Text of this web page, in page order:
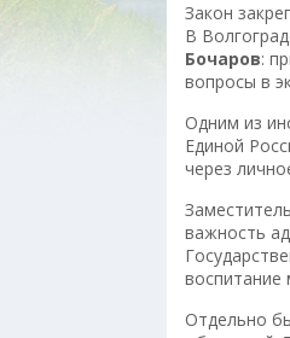
Закон
В
Бочаров:
вопросы в
Одним из
Единой
через
важность
Отдельно